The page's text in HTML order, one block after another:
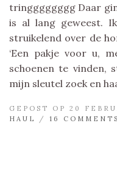
tringggggggg Daar
is al lang geweest.
struikelend over de
‘Een pakje voor u,
schoenen te vinden,
mijn sleutel zoek en
GEPOST OP 20
HAUL
/ 16 COMMENTS